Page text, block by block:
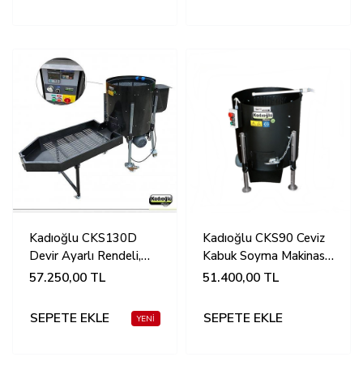
Kadıoğlu CKS130D
Devir Ayarlı Rendeli,
Sehpalı Ceviz Soyma
(170Litre)
57.250,00 TL
SEPETE EKLE
Kadıoğlu CKS90 Ceviz
Kabuk Soyma Makinası
Sabit Devir 170LT
51.400,00 TL
SEPETE EKLE